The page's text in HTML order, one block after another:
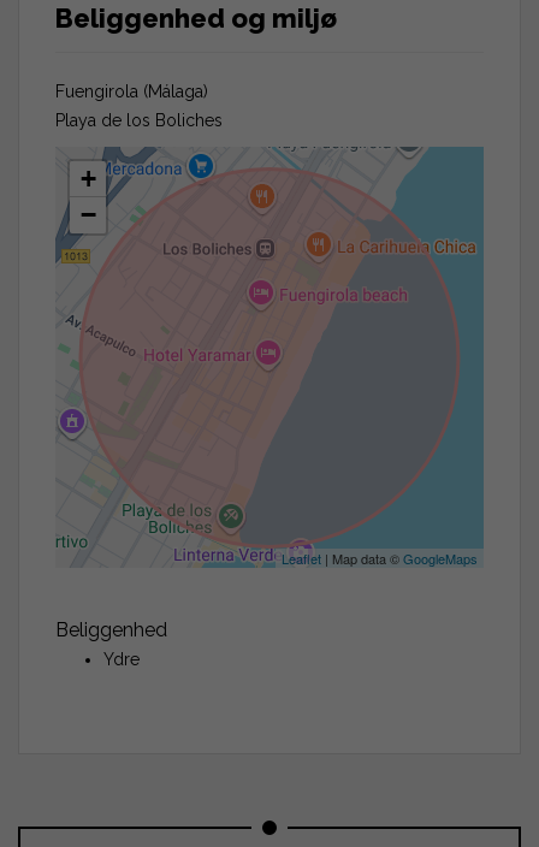
Beliggenhed og miljø
Fuengirola (Málaga)
Playa de los Boliches
+
−
Leaflet | Map data ©GoogleMaps
Beliggenhed
Ydre